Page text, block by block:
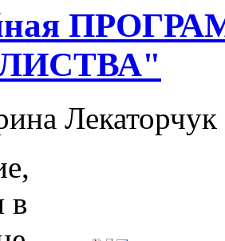
Лекаторчук